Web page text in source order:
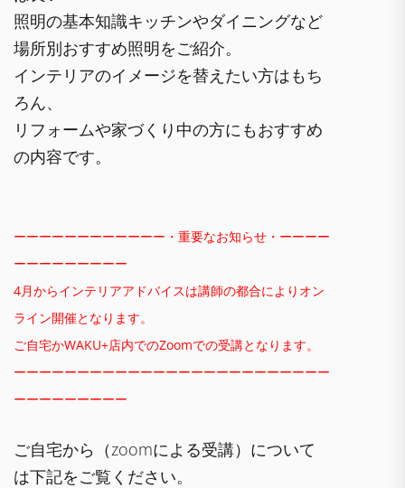
照明の基本知識キッチンやダイニングなど
場所別おすすめ照明をご紹介。
インテリアのイメージを替えたい方はもち
ろん、
リフォームや家づくり中の方にもおすすめ
の内容です。
ーーーーーーーーーーーー・重要なお知らせ・ーーーー
ーーーーーーーーー
4月からインテリアアドバイスは講師の都合によりオン
ライン開催となります。
ご自宅かWAKU+店内でのZoomでの受講となります。
ーーーーーーーーーーーーーーーーーーーーーーーーー
ーーーーーーーーー
ご自宅から（zoomによる受講）について
は下記をご覧ください。